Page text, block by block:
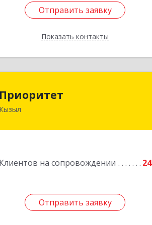
Отправить заявку
Показать контакты
Отправить заявку
Назад
Приоритет
Кызыл
Клиентов на сопровождении 24
Отправить заявку
Подробнее
Отправить заявку